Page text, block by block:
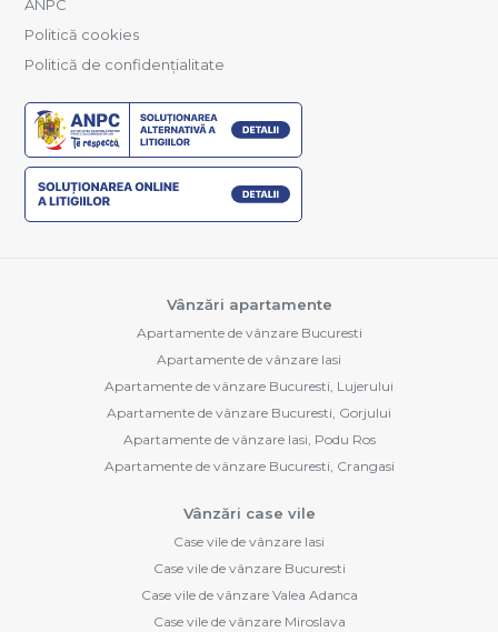
ANPC
Politică cookies
Politică de confidențialitate
Vânzări apartamente
Apartamente de vânzare Bucuresti
Apartamente de vânzare Iasi
Apartamente de vânzare Bucuresti, Lujerului
Apartamente de vânzare Bucuresti, Gorjului
Apartamente de vânzare Iasi, Podu Ros
Apartamente de vânzare Bucuresti, Crangasi
Vânzări case vile
Case vile de vânzare Iasi
Case vile de vânzare Bucuresti
Case vile de vânzare Valea Adanca
Case vile de vânzare Miroslava